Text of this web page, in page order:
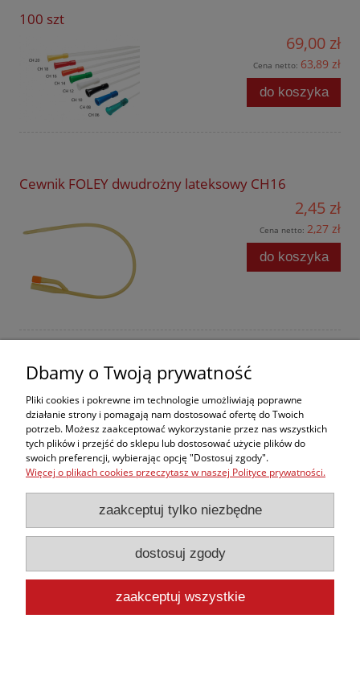
100 szt
69,00 zł
Cena netto: 63,89 zł
do koszyka
Cewnik FOLEY dwudrożny lateksowy CH16
2,45 zł
Cena netto: 2,27 zł
do koszyka
Cewnik FOLEY dwudrożny lateksowy CH18
2,45 zł
Cena netto:2,27 zł
do koszyka
Cewnik FOLEY dwudrożny lateksowy CH20
Dbamy o Twoją prywatność
Pliki cookies i pokrewne im technologie umożliwiają poprawne
działanie strony i pomagają nam dostosować ofertę do Twoich
potrzeb. Możesz zaakceptować wykorzystanie przez nas wszystkich
tych plików i przejść do sklepu lub dostosować użycie plików do
swoich preferencji, wybierając opcję "Dostosuj zgody".
Więcej o plikach cookies przeczytasz w naszej Polityce prywatności.
zaakceptuj tylko niezbędne
dostosuj zgody
zaakceptuj wszystkie